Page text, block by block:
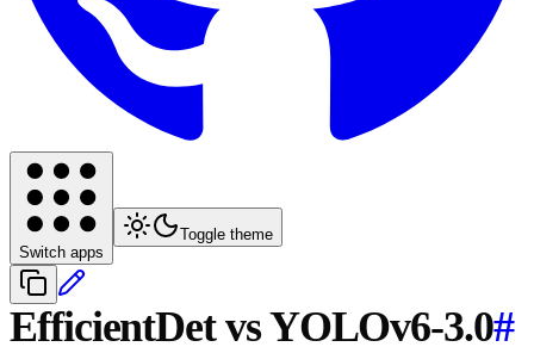
Switch apps
Toggle theme
EfficientDet vs YOLOv6-3.0#